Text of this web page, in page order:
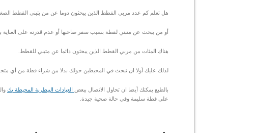
هل تعلم كم عدد مربي القطط الذين يبحثون دوما عن من يتبنى القطط
أو من يبحث عن متبني لقطة بسبب سفر صاحبها أو عدم قدرته على العناية
هناك المئات من مربي القطط الذين يبحثون دائما عن متبني للقطط.
لذلك عليك أولا ان تبحث في المحيطين حولك بدلا من شراء قطة من أي متجر
بالطبع يمكنك أيضا ان تحاول الاتصال ببعض العيادات البيطرية المحيطة بك
على قطة سليمة وفي حالة صحية جيدة.